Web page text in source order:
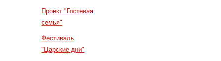
Проект "Гостевая
семья"
Фестиваль
"Царские дни"